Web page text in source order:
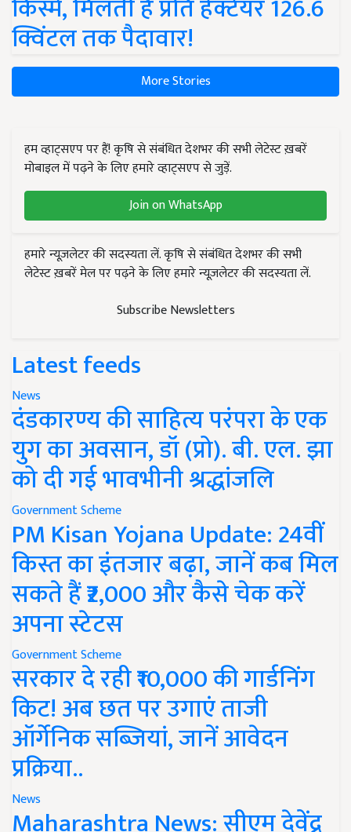
किस्में, मिलती है प्रति हेक्टेयर 126.6
क्विंटल तक पैदावार!
More Stories
हम व्हाट्सएप पर हैं! कृषि से संबंधित देशभर की सभी लेटेस्ट ख़बरें
मोबाइल में पढ़ने के लिए हमारे व्हाट्सएप से जुड़ें.
Join on WhatsApp
हमारे न्यूज़लेटर की सदस्यता लें. कृषि से संबंधित देशभर की सभी
लेटेस्ट ख़बरें मेल पर पढ़ने के लिए हमारे न्यूज़लेटर की सदस्यता लें.
Subscribe Newsletters
Latest feeds
News
दंडकारण्य की साहित्य परंपरा के एक
युग का अवसान, डॉ (प्रो). बी. एल. झा
को दी गई भावभीनी श्रद्धांजलि
Government Scheme
PM Kisan Yojana Update: 24वीं
किस्त का इंतजार बढ़ा, जानें कब मिल
सकते हैं ₹2,000 और कैसे चेक करें
अपना स्टेटस
Government Scheme
सरकार दे रही ₹10,000 की गार्डनिंग
किट! अब छत पर उगाएं ताजी
ऑर्गेनिक सब्जियां, जानें आवेदन
प्रक्रिया..
News
Maharashtra News: सीएम देवेंद्र